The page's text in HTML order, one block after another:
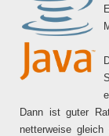
Dann ist guter
netterweise